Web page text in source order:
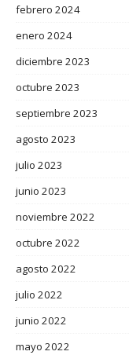
febrero 2024
enero 2024
diciembre 2023
octubre 2023
septiembre 2023
agosto 2023
julio 2023
junio 2023
noviembre 2022
octubre 2022
agosto 2022
julio 2022
junio 2022
mayo 2022